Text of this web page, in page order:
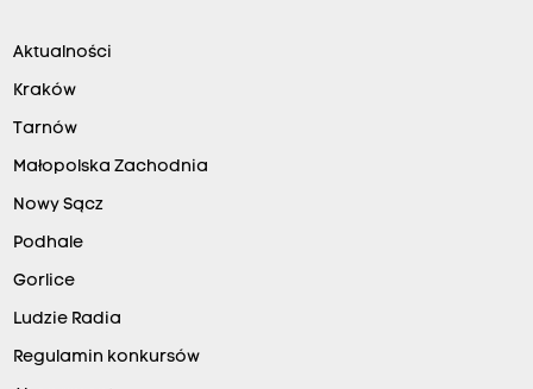
Aktualności
Kraków
Tarnów
Małopolska Zachodnia
Nowy Sącz
Podhale
Gorlice
Ludzie Radia
Regulamin konkursów